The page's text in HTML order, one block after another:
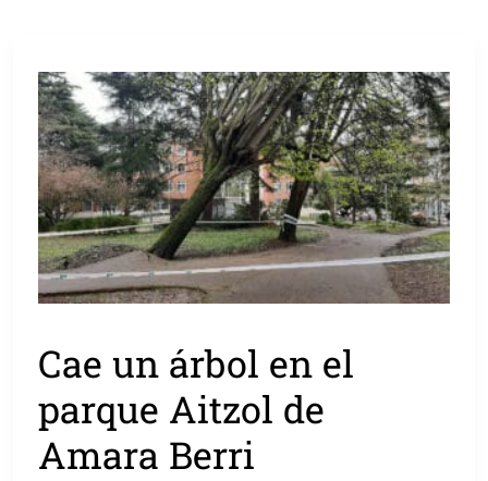
Cae un árbol en el
parque Aitzol de
Amara Berri